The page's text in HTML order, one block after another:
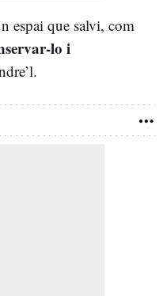
espai que salvi, com
lo i